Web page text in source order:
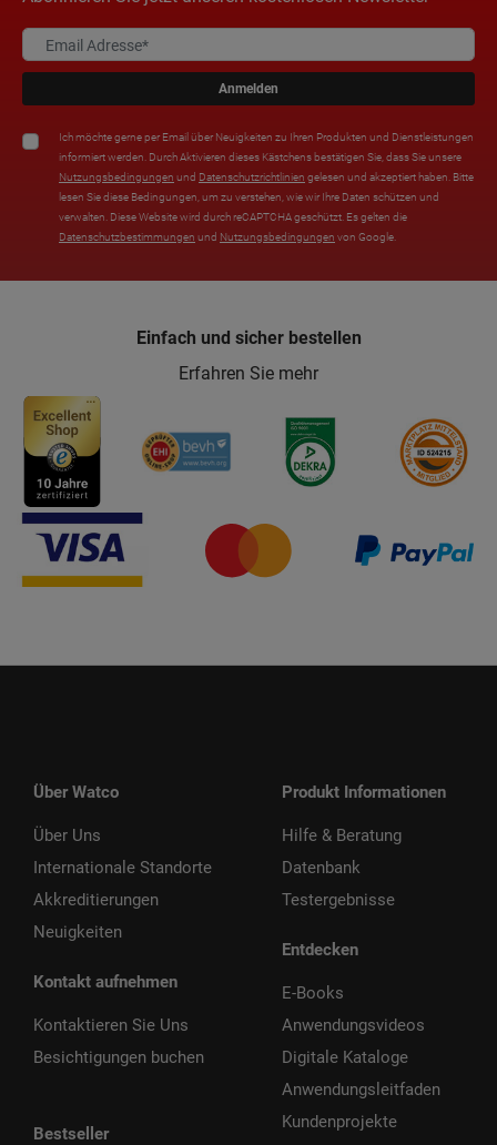
Anmelden
Ich möchte gerne per Email über Neuigkeiten zu Ihren Produkten und Dienstleistungen
informiert werden. Durch Aktivieren dieses Kästchens bestätigen Sie, dass Sie unsere
Nutzungsbedingungen und Datenschutzrichtlinien gelesen und akzeptiert haben. Bitte
lesen Sie diese Bedingungen, um zu verstehen, wie wir Ihre Daten schützen und
verwalten. Diese Website wird durch reCAPTCHA geschützt. Es gelten die
Datenschutzbestimmungen und Nutzungsbedingungen von Google.
Einfach und sicher bestellen
Erfahren Sie mehr
Über Watco
Über Uns
Internationale Standorte
Akkreditierungen
Neuigkeiten
Kontakt aufnehmen
Kontaktieren Sie Uns
Besichtigungen buchen
Bestseller
Produkt Informationen
Hilfe & Beratung
Datenbank
Testergebnisse
Entdecken
E-Books
Anwendungsvideos
Digitale Kataloge
Anwendungsleitfaden
Kundenprojekte